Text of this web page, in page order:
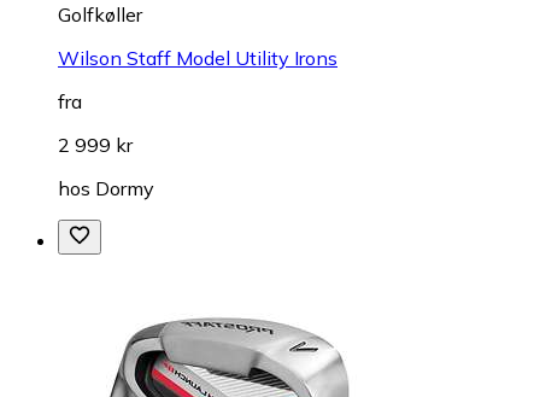
Golfkøller
Wilson Staff Model Utility Irons
fra
2 999 kr
hos Dormy